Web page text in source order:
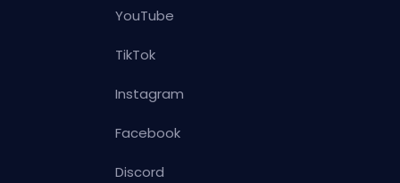
YouTube
TikTok
Instagram
Facebook
Discord